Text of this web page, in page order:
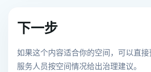
下一步
如果这个内容适合你的空间，可以直
服务人员按空间情况给出治理建议。